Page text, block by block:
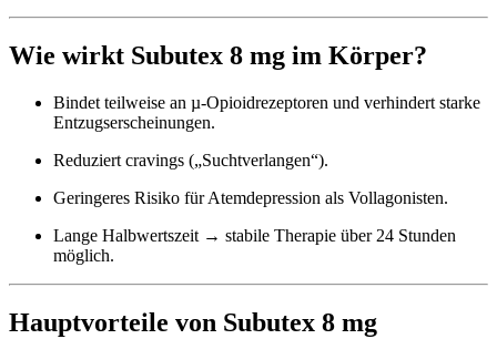
Wie wirkt Subutex 8 mg im Körper?
Bindet teilweise an µ-Opioidrezeptoren und verhindert starke
Entzugserscheinungen.
Reduziert cravings („Suchtverlangen“).
Geringeres Risiko für Atemdepression als Vollagonisten.
Lange Halbwertszeit → stabile Therapie über 24 Stunden
möglich.
Hauptvorteile von Subutex 8 mg